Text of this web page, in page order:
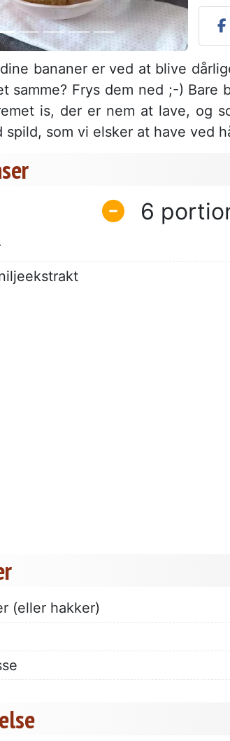
bananer er ved at blive
samme? Frys dem ned ;-) Bare
is, der er nem at lave, og
spild, som vi elsker at have ved
6
(eller hakker)